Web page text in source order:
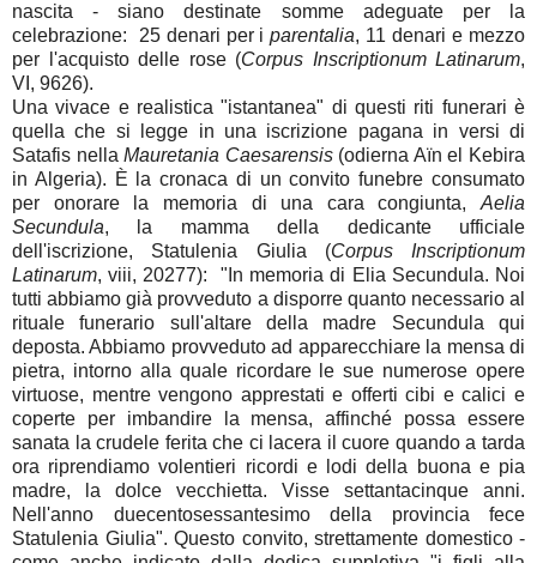
nascita - siano destinate somme adeguate per la
celebrazione: 25 denari per iparentalia, 11 denari e mezzo
per l'acquisto delle rose (Corpus Inscriptionum Latinarum,
VI, 9626).
Una vivace e realistica "istantanea" di questi riti funerari è
quella che si legge in una iscrizione pagana in versi di
Satafis nellaMauretania Caesarensis (odierna Aïn el Kebira
in Algeria). È la cronaca di un convito funebre consumato
per onorare la memoria di una cara congiunta, Aelia
Secundula, la mamma della dedicante ufficiale
dell'iscrizione, Statulenia Giulia (Corpus Inscriptionum
Latinarum, viii, 20277): "In memoria di Elia Secundula. Noi
tutti abbiamo già provveduto a disporre quanto necessario al
rituale funerario sull'altare della madre Secundula qui
deposta. Abbiamo provveduto ad apparecchiare la mensa di
pietra, intorno alla quale ricordare le sue numerose opere
virtuose, mentre vengono apprestati e offerti cibi e calici e
coperte per imbandire la mensa, affinché possa essere
sanata la crudele ferita che ci lacera il cuore quando a tarda
ora riprendiamo volentieri ricordi e lodi della buona e pia
madre, la dolce vecchietta. Visse settantacinque anni.
Nell'anno duecentosessantesimo della provincia fece
Statulenia Giulia". Questo convito, strettamente domestico -